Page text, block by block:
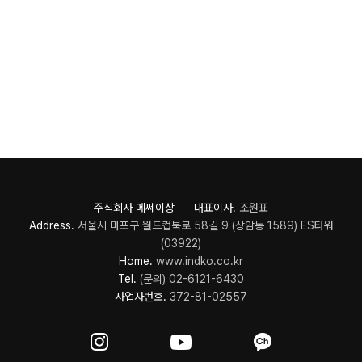
주식회사 메쎄이상 대표이사. 조원표
Address. 서울시 마포구 월드컵북로 58길 9 (상암동 1589) ES타워
(03922)
Home. www.indko.co.kr
Tel. (문의) 02-6121-6430
사업자번호. 372-81-02557